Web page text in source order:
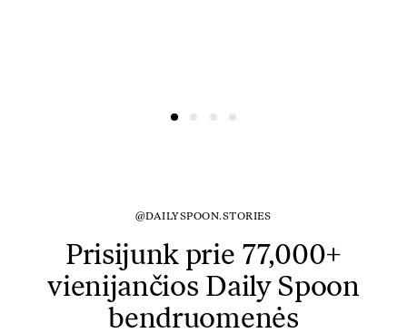
@DAILYSPOON.STORIES
Prisijunk prie 77,000+
vienijančios Daily Spoon
bendruomenės